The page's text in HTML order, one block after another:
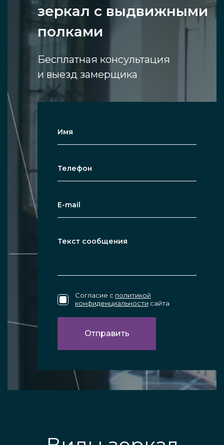
зеркал с выдвижными
полками
Бесплатная консультация
и выезд замерщика
Согласие с политикой
конфиденциальности сайта